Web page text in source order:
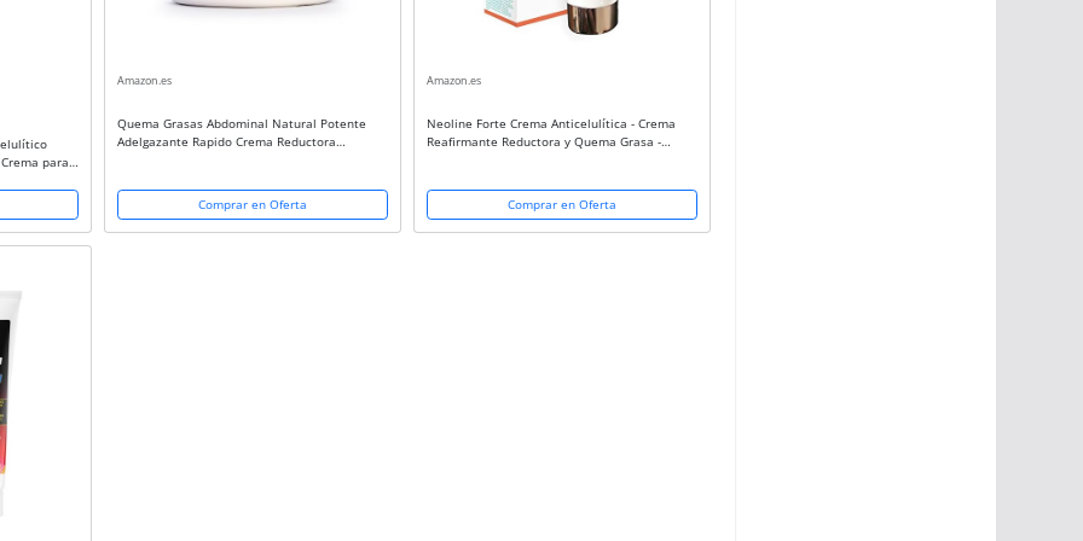
para
Amazon.es
Quema Grasas Abdominal Natural Potente
Adelgazante Rapido Crema Reductora
Comprar en Oferta
Amazon.es
Neoline Forte Crema Anticelulítica - Crema
Reafirmante Reductora y Quema Grasa -
Comprar en Oferta